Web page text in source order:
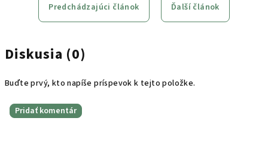
Predchádzajúci článok Ďalší článok
Diskusia (0)
Buďte prvý, kto napíše príspevok k tejto položke.
Pridať komentár